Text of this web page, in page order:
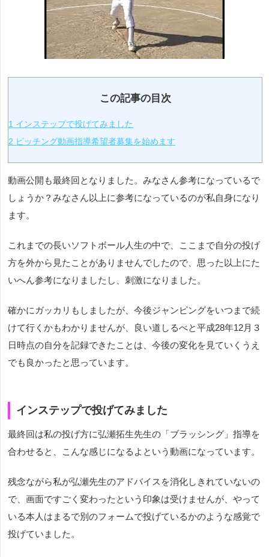
この記事の目次
1 インステップで投げてみました
2 ピッチング動画指導希望者募集を始めます
動画公開も最終回となりました。みなさん参考になっているで
しょうか？みなさん以上に参考になっているのが私自身になり
ます。
これまでの長いソフトボール人生の中で、ここまで自分の投げ
方を外から見たことがありませんでしたので、思った以上にた
いへん参考になりましたし、刺激になりました。
確かにガッカリもしましたが、今後ジャンピングをいつまで続
けて行くかもわかりませんが、良い道しるべと平成28年12月３
日時点の自分を記録できたことは、今後の変化を見ていくうえ
でも良かったと思っています。
インステップで投げてみました
最終回は私の投げ方に弘瀬拓生先生の「ブラッシング」指導を
合わせると、こんな感じになるよという動画になっています。
残念ながら私が弘瀬先生のアドバイスを消化しきれていないの
で、画面ですごく変わったという印象は受けませんが、やって
いる本人はまるで別のフォームで投げているかのような感覚で
投げていました。